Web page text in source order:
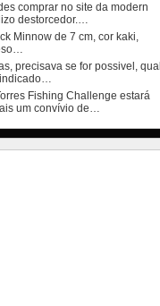
comprar no site da modern
destorcedor.…
Minnow de 7 cm, cor kaki,
precisava se for possivel, qual
Fishing Challenge estará
um convívio de…